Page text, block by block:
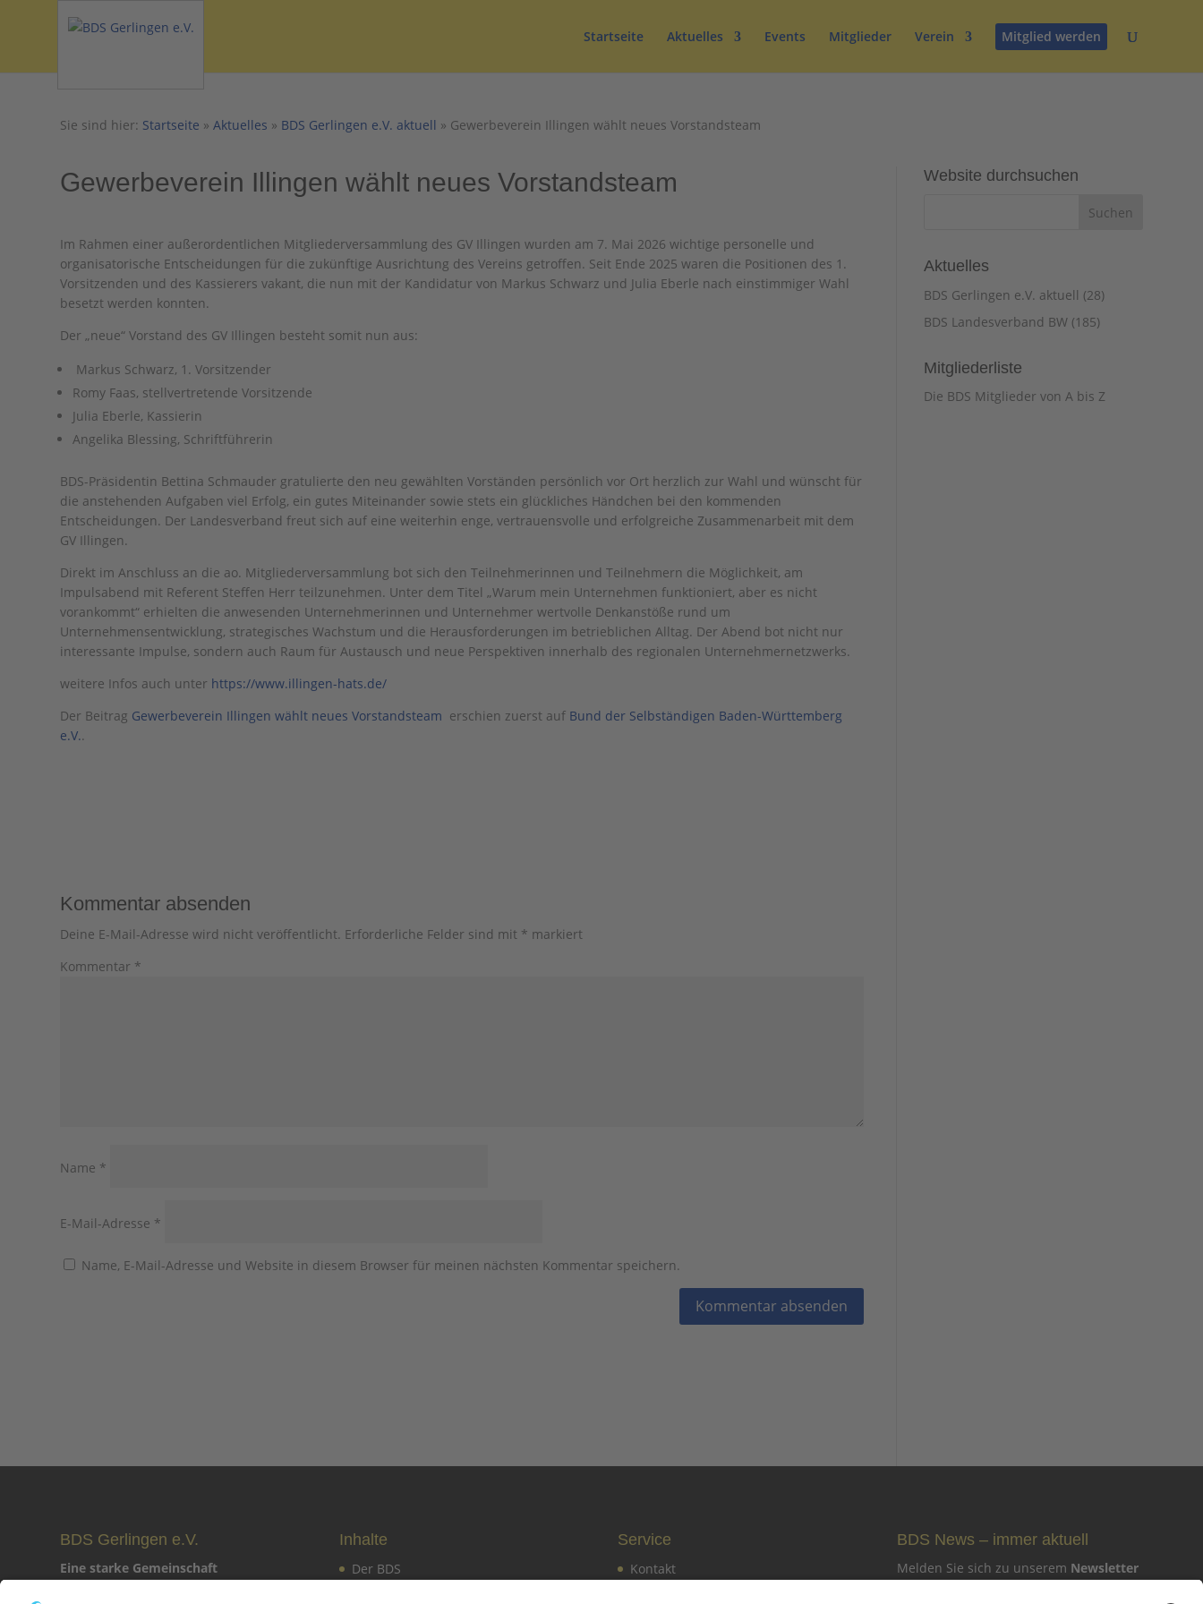
Startseite Aktuelles Events Mitglieder Verein Mitglied werden
Sie sind hier: Startseite »Aktuelles » BDS Gerlingen e.V. aktuell » Gewerbeverein Illingen wählt neues Vorstandsteam
Gewerbeverein Illingen wählt neues Vorstandsteam
Im Rahmen einer außerordentlichen Mitgliederversammlung des GV Illingen wurden am 7. Mai 2026 wichtige personelle und
organisatorische Entscheidungen für die zukünftige Ausrichtung des Vereins getroffen. Seit Ende 2025 waren die Positionen des 1.
Vorsitzenden und des Kassierers vakant, die nun mit der Kandidatur von Markus Schwarz und Julia Eberle nach einstimmiger Wahl
besetzt werden konnten.
Der „neue“ Vorstand des GV Illingen besteht somit nun aus:
Markus Schwarz, 1. Vorsitzender
Romy Faas, stellvertretende Vorsitzende
Julia Eberle, Kassierin
Angelika Blessing, Schriftführerin
BDS-Präsidentin Bettina Schmauder gratulierte den neu gewählten Vorständen persönlich vor Ort herzlich zur Wahl und wünscht für
die anstehenden Aufgaben viel Erfolg, ein gutes Miteinander sowie stets ein glückliches Händchen bei den kommenden
Entscheidungen. Der Landesverband freut sich auf eine weiterhin enge, vertrauensvolle und erfolgreiche Zusammenarbeit mit dem
GV Illingen.
Direkt im Anschluss an die ao. Mitgliederversammlung bot sich den Teilnehmerinnen und Teilnehmern die Möglichkeit, am
Impulsabend mit Referent Steffen Herr teilzunehmen. Unter dem Titel „Warum mein Unternehmen funktioniert, aber es nicht
vorankommt“ erhielten die anwesenden Unternehmerinnen und Unternehmer wertvolle Denkanstöße rund um
Unternehmensentwicklung, strategisches Wachstum und die Herausforderungen im betrieblichen Alltag. Der Abend bot nicht nur
interessante Impulse, sondern auch Raum für Austausch und neue Perspektiven innerhalb des regionalen Unternehmernetzwerks.
weitere Infos auch unter https://www.illingen-hats.de/
Der Beitrag Gewerbeverein Illingen wählt neues Vorstandsteam erschien zuerst auf Bund der Selbständigen Baden-Württemberg
e.V..
Kommentar absenden
Deine E-Mail-Adresse wird nicht veröffentlicht. Erforderliche Felder sind mit * markiert
Kommentar *
Name *
E-Mail-Adresse *
Name, E-Mail-Adresse und Website in diesem Browser für meinen nächsten Kommentar speichern.
Website durchsuchen
Aktuelles
BDS Gerlingen e.V. aktuell (28)
BDS Landesverband BW(185)
Mitgliederliste
Die BDS Mitglieder von A bis Z
BDS Gerlingen e.V.
Eine starke Gemeinschaft
Inhalte
Der BDS
Service
Kontakt
BDS News – immer aktuell
Melden Sie sich zu unserem Newsletter